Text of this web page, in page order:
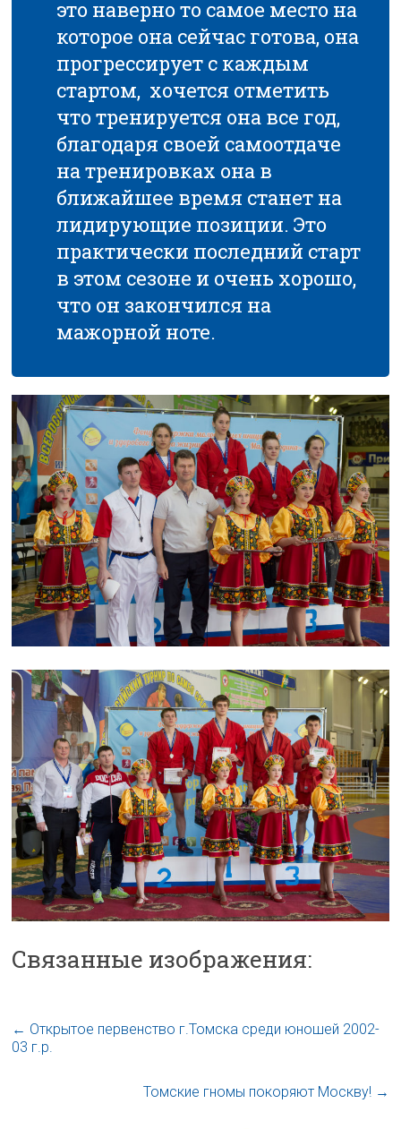
это наверно то самое место на
которое она сейчас готова, она
прогрессирует с каждым
стартом, хочется отметить
что тренируется она все год,
благодаря своей самоотдаче
на тренировках она в
ближайшее время станет на
лидирующие позиции. Это
практически последний старт
в этом сезоне и очень хорошо,
что он закончился на
мажорной ноте.
Связанные изображения:
← Открытое первенство г.Томска среди юношей 2002-
03 г.р.
Томские гномы покоряют Москву! →